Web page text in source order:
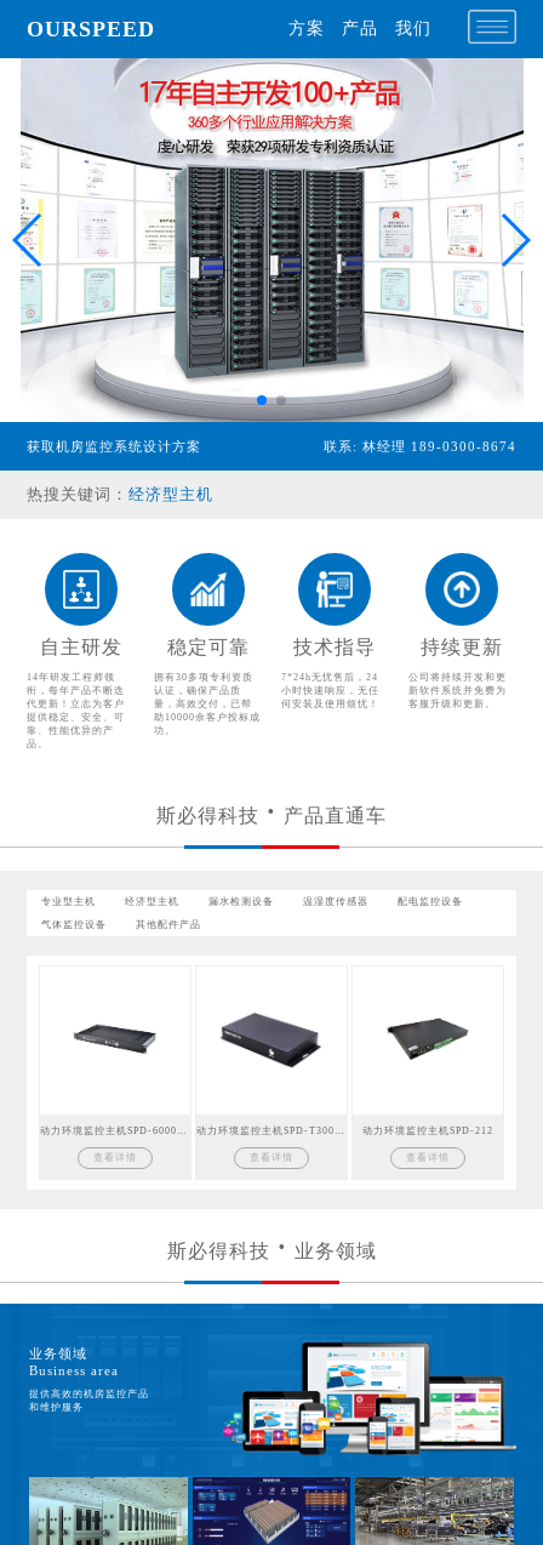
OURSPEED 方案 产品 我们
获取机房监控系统设计方案 联系: 林经理 189-0300-8674
热搜关键词：
专业型主机
经济型主机
漏水检测设备
配电监控设备
气体监控设备
其他配件产品
自主研发
14年研发工程师领
衔，每年产品不断迭
代更新！立志为客户
提供稳定、安全、可
靠、性能优异的产
品。
稳定可靠
拥有30多项专利资质
认证，确保产品质
量，高效交付，已帮
助10000余客户投标成
功。
技术指导
7*24h无忧售后，24
小时快速响应，无任
何安装及使用烦忧！
持续更新
公司将持续开发和更
新软件系统并免费为
客服升级和更新。
斯必得科技 产品直通车
专业型主机 经济型主机 漏水检测设备 温湿度传感器 配电监控设备
气体监控设备 其他配件产品
查看详情 查看详情
动力环境监控主机SPD-212
查看详情
斯必得科技 业务领域
业务领域
Business area
提供高效的机房监控产品
和维护服务